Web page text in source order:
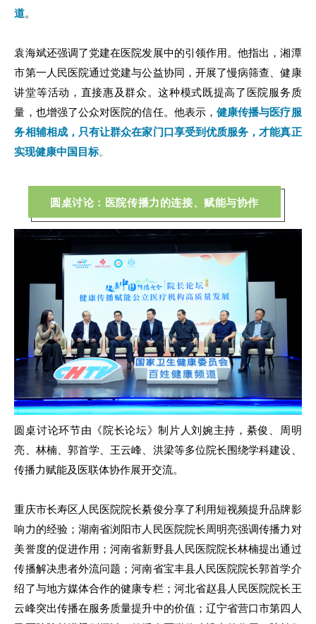
道。
袁海斌还强调了党建在医院发展中的引领作用。他指出，湘潭
市第一人民医院通过党建与公益协同，开展了慢病筛查、健康
讲堂等活动，直接惠及群众。这种模式既提高了医院服务质
量，也增强了公众对医院的信任。他表示， 健康传播与医疗服
务相辅相成，只有让群众在家门口享受到优质服务，才能真正
实现健康中国目标。
圆桌讨论：医院传播力的连接、赋能与协作
圆桌讨论环节由《院长论坛》制片人刘婉主持，綦俊、周明
亮、林楠、郭首学、王云峰、洪梁等多位院长围绕学科建设、
传播力赋能及医联体协作展开交流。
重庆市长寿区人民医院院长綦俊分享了利用短视频提升品牌影
响力的经验；湖南省浏阳市人民医院院长周明亮强调传播力对
美誉度的促进作用；河南省新野县人民医院院长林楠提出通过
传播解决患者外流问题；河南省宝丰县人民医院院长郭首学介
绍了与地方媒体合作的健康专栏；河北省赵县人民医院院长王
云峰突出传播在服务质量提升中的价值；辽宁省营口市第四人